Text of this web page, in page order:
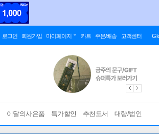
로그인 회원가입 마이페이지 카트 주문/배송 고객센터
이달의사은품 특가할인 추천도서 대량/법인